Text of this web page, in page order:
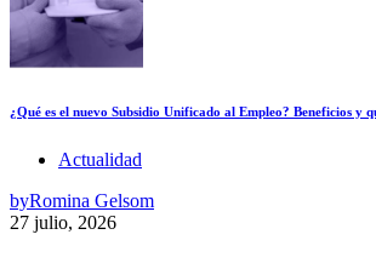
¿Qué es el nuevo Subsidio Unificado al Empleo? Beneficios y
Actualidad
byRomina Gelsom
27 julio, 2026